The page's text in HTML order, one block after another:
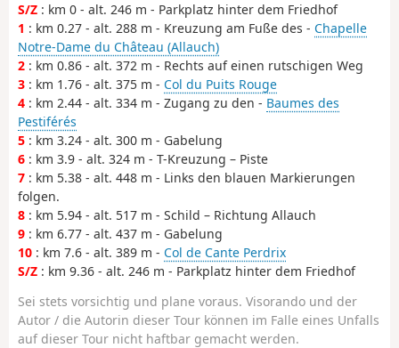
S/Z : km 0 - alt. 246 m - Parkplatz hinter dem Friedhof
1 : km 0.27 - alt. 288 m - Kreuzung am Fuße des - Chapelle
Notre-Dame du Château (Allauch)
2 : km 0.86 - alt. 372 m - Rechts auf einen rutschigen Weg
3 : km 1.76 - alt. 375 m - Col du Puits Rouge
4 : km 2.44 - alt. 334 m - Zugang zu den - Baumes des
Pestiférés
5 : km 3.24 - alt. 300 m - Gabelung
6 : km 3.9 - alt. 324 m - T-Kreuzung – Piste
7 : km 5.38 - alt. 448 m - Links den blauen Markierungen
folgen.
8 : km 5.94 - alt. 517 m - Schild – Richtung Allauch
9 : km 6.77 - alt. 437 m - Gabelung
10 : km 7.6 - alt. 389 m - Col de Cante Perdrix
S/Z : km 9.36 - alt. 246 m - Parkplatz hinter dem Friedhof
Sei stets vorsichtig und plane voraus. Visorando und der
Autor / die Autorin dieser Tour können im Falle eines Unfalls
auf dieser Tour nicht haftbar gemacht werden.